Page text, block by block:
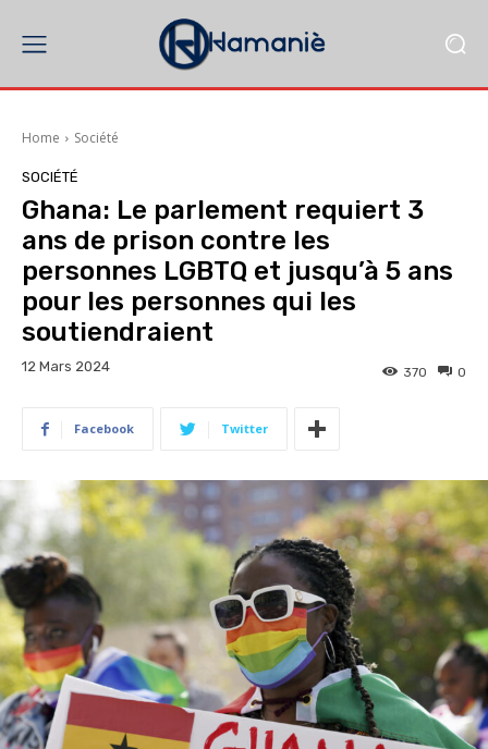
Home Société
SOCIÉTÉ
Ghana: Le parlement requiert 3
ans de prison contre les
personnes LGBTQ et jusqu’à 5 ans
pour les personnes qui les
soutiendraient
12 Mars 2024 0
370
Facebook Twitter